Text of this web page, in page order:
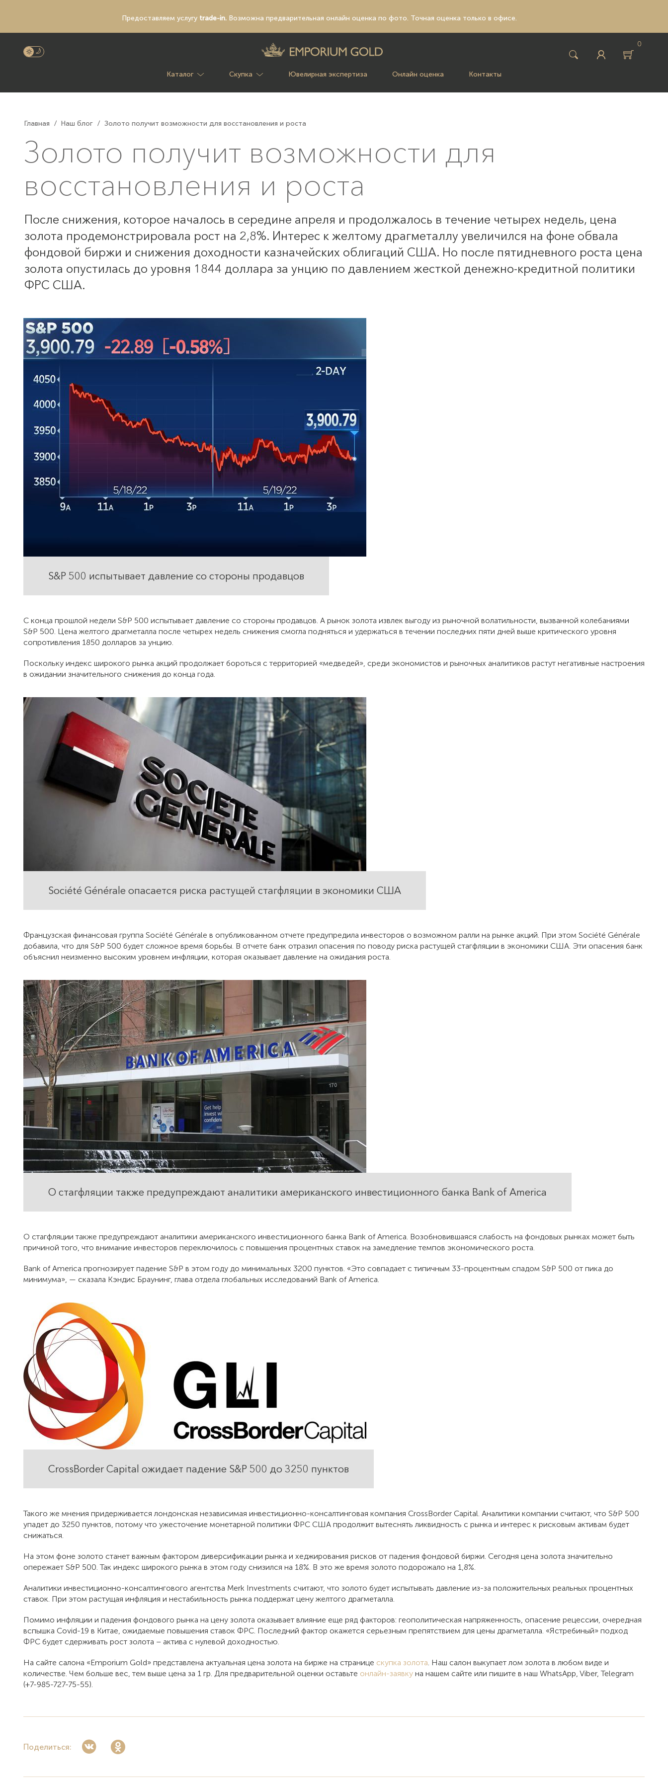
Предоставляем услугу trade-in.Возможна предварительная онлайн оценка по фото. Точная оценка только в офисе.
0
Каталог Скупка Ювелирная экспертиза Онлайн оценка Контакты
Главная / Наш блог / Золото получит возможности для восстановления и роста
Золото получит возможности для
восстановления и роста
После снижения, которое началось в середине апреля и продолжалось в течение четырех недель, цена
золота продемонстрировала рост на 2,8%. Интерес к желтому драгметаллу увеличился на фоне обвала
фондовой биржи и снижения доходности казначейских облигаций США. Но после пятидневного роста цена
золота опустилась до уровня 1844 доллара за унцию по давлением жесткой денежно-кредитной политики
ФРС США.
S&P 500 испытывает давление со стороны продавцов
С конца прошлой недели S&P 500 испытывает давление со стороны продавцов. А рынок золота извлек выгоду из рыночной волатильности, вызванной колебаниями
S&P 500. Цена желтого драгметалла после четырех недель снижения смогла подняться и удержаться в течении последних пяти дней выше критического уровня
сопротивления 1850 долларов за унцию.
Поскольку индекс широкого рынка акций продолжает бороться с территорией «медведей», среди экономистов и рыночных аналитиков растут негативные настроения
в ожидании значительного снижения до конца года.
Société Générale опасается риска растущей стагфляции в экономики США
Французская финансовая группа Société Générale в опубликованном отчете предупредила инвесторов о возможном ралли на рынке акций. При этом Société Générale
добавила, что для S&P 500 будет сложное время борьбы. В отчете банк отразил опасения по поводу риска растущей стагфляции в экономики США. Эти опасения банк
объяснил неизменно высоким уровнем инфляции, которая оказывает давление на ожидания роста.
О стагфляции также предупреждают аналитики американского инвестиционного банка Bank of America
О стагфляции также предупреждают аналитики американского инвестиционного банка Bank of America. Возобновившаяся слабость на фондовых рынках может быть
причиной того, что внимание инвесторов переключилось с повышения процентных ставок на замедление темпов экономического роста.
Bank of America прогнозирует падение S&P в этом году до минимальных 3200 пунктов. «Это совпадает с типичным 33-процентным спадом S&P 500 от пика до
минимума», — сказала Кэндис Браунинг, глава отдела глобальных исследований Bank of America.
CrossBorder Capital ожидает падение S&P 500 до 3250 пунктов
Такого же мнения придерживается лондонская независимая инвестиционно-консалтинговая компания CrossBorder Capital. Аналитики компании считают, что S&P 500
упадет до 3250 пунктов, потому что ужесточение монетарной политики ФРС США продолжит вытеснять ликвидность с рынка и интерес к рисковым активам будет
снижаться.
На этом фоне золото станет важным фактором диверсификации рынка и хеджирования рисков от падения фондовой биржи. Сегодня цена золота значительно
опережает S&P 500. Так индекс широкого рынка в этом году снизился на 18%. В это же время золото подорожало на 1,8%.
Аналитики инвестиционно-консалтингового агентства Merk Investments считают, что золото будет испытывать давление из-за положительных реальных процентных
ставок. При этом растущая инфляция и нестабильность рынка поддержат цену желтого драгметалла.
Помимо инфляции и падения фондового рынка на цену золота оказывает влияние еще ряд факторов: геополитическая напряженность, опасение рецессии, очередная
вспышка Covid-19 в Китае, ожидаемые повышения ставок ФРС. Последний фактор окажется серьезным препятствием для цены драгметалла. «Ястребиный» подход
ФРС будет сдерживать рост золота – актива с нулевой доходностью.
На сайте салона «Emporium Gold» представлена актуальная цена золота на бирже на странице скупка золота. Наш салон выкупает лом золота в любом виде и
количестве. Чем больше вес, тем выше цена за 1 гр. Для предварительной оценки оставьте онлайн-заявку на нашем сайте или пишите в наш WhatsApp, Viber, Telegram
(+7-985-727-75-55).
Поделиться: